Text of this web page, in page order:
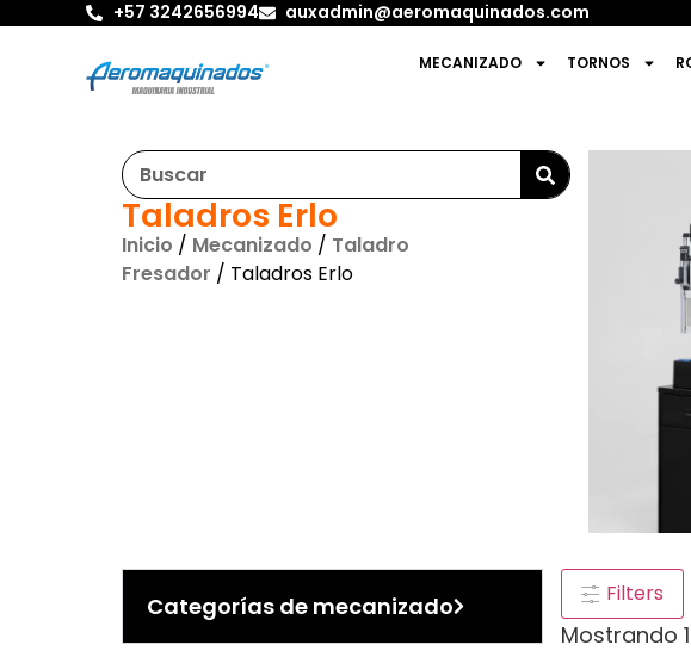
+57 3242656994 auxadmin@aeromaquinados.com
MECANIZADO TORNOS
Taladros Erlo
Inicio / Mecanizado / Taladro
Fresador / Taladros Erlo
Categorías de mecanizado Filters
Mostrando